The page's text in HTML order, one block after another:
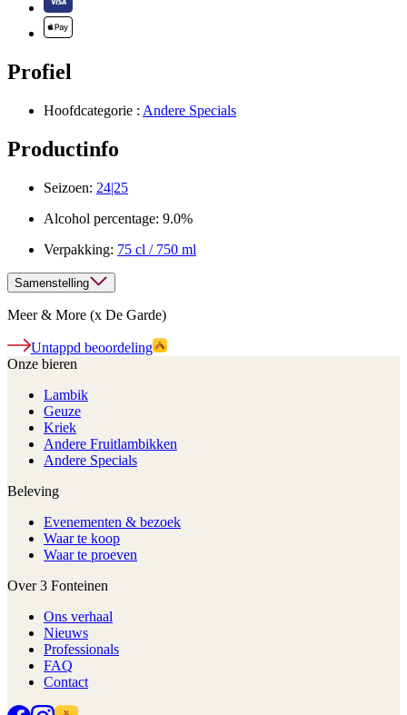
Profiel
Hoofdcategorie : Andere Specials
Productinfo
Seizoen: 24|25
Alcohol percentage: 9.0%
Verpakking: 75 cl / 750 ml
Samenstelling
Meer & More (x De Garde)
Untappd beoordeling
Onze bieren
Lambik
Geuze
Kriek
Andere Fruitlambikken
Andere Specials
Beleving
Evenementen & bezoek
Waar te koop
Waar te proeven
Over 3 Fonteinen
Ons verhaal
Nieuws
Professionals
FAQ
Contact